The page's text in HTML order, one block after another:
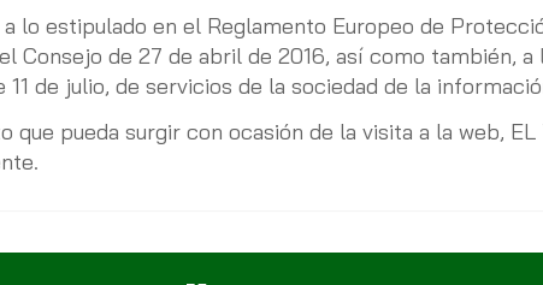
lo estipulado en el Reglamento Europeo de
Consejo de 27 de abril de 2016, así como también, a
de julio, de servicios de la sociedad de la
que pueda surgir con ocasión de la visita a la web,